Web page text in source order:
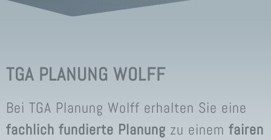
TGA PLANUNG WOLFF
Bei TGA Planung Wolff erhalten Sie eine
fachlich fundierte Planung zu einem fairen